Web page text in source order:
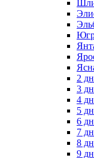
2
3
4
5
6
7
8
9